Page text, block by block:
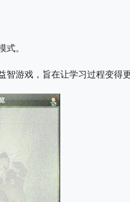
。
游戏，旨在让学习过程变得